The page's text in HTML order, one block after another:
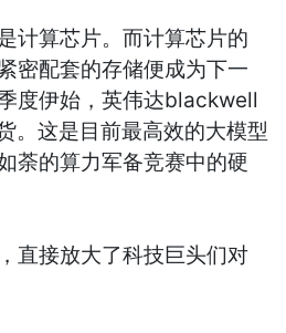
计算芯片。而计算芯片的
密配套的存储便成为下一
度伊始，英伟达blackwell
。这是目前最高效的大模型
荼的算力军备竞赛中的硬
直接放大了科技巨头们对